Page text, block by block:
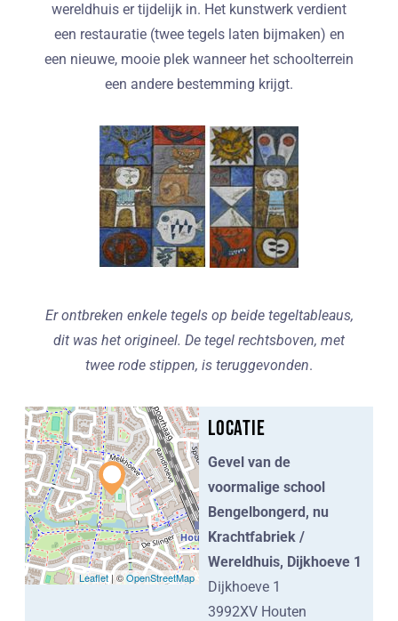
wereldhuis er tijdelijk in. Het kunstwerk verdient
een restauratie (twee tegels laten bijmaken) en
een nieuwe, mooie plek wanneer het schoolterrein
een andere bestemming krijgt.
Er ontbreken enkele tegels op beide tegeltableaus,
dit was het origineel. De tegel rechtsboven, met
twee rode stippen, is teruggevonden.
Leaflet | ©OpenStreetMap
Locatie
Gevel van de
voormalige school
Bengelbongerd, nu
Krachtfabriek /
Wereldhuis, Dijkhoeve 1
Dijkhoeve 1
3992XV Houten